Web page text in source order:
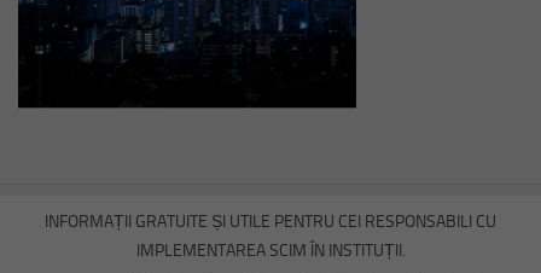
INFORMAȚII GRATUITE ȘI UTILE PENTRU CEI RESPONSABILI CU
IMPLEMENTAREA SCIM ÎN INSTITUȚII.